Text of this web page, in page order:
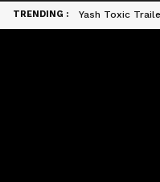
TRENDING : Yash Toxic